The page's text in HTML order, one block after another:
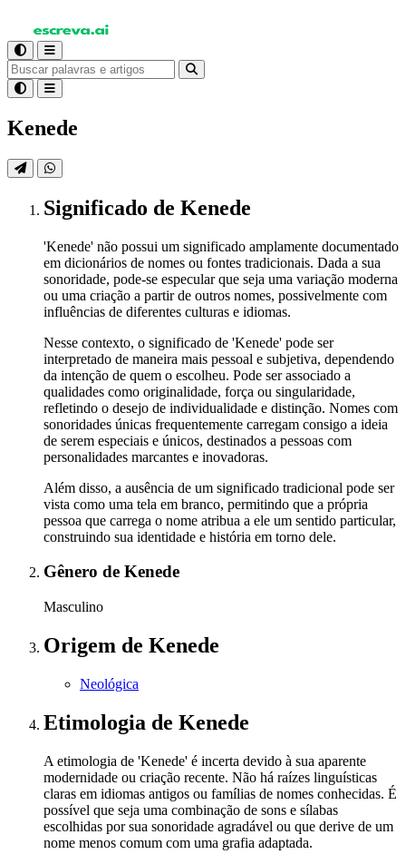
Kenede
Significado de Kenede
'Kenede' não possui um significado amplamente documentado
em dicionários de nomes ou fontes tradicionais. Dada a sua
sonoridade, pode-se especular que seja uma variação moderna
ou uma criação a partir de outros nomes, possivelmente com
influências de diferentes culturas e idiomas.
Nesse contexto, o significado de 'Kenede' pode ser
interpretado de maneira mais pessoal e subjetiva, dependendo
da intenção de quem o escolheu. Pode ser associado a
qualidades como originalidade, força ou singularidade,
refletindo o desejo de individualidade e distinção. Nomes com
sonoridades únicas frequentemente carregam consigo a ideia
de serem especiais e únicos, destinados a pessoas com
personalidades marcantes e inovadoras.
Além disso, a ausência de um significado tradicional pode ser
vista como uma tela em branco, permitindo que a própria
pessoa que carrega o nome atribua a ele um sentido particular,
construindo sua identidade e história em torno dele.
Gênero de Kenede
Masculino
Origem de Kenede
Neológica
Etimologia de Kenede
A etimologia de 'Kenede' é incerta devido à sua aparente
modernidade ou criação recente. Não há raízes linguísticas
claras em idiomas antigos ou famílias de nomes conhecidas. É
possível que seja uma combinação de sons e sílabas
escolhidas por sua sonoridade agradável ou que derive de um
nome menos comum com uma grafia adaptada.